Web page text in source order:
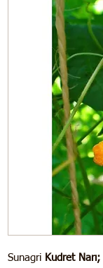
Sunagri Kudret Narı;